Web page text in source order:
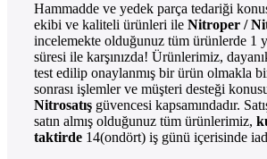
Hammadde ve yedek parça tedariği
ekibi ve kaliteli ürünleri ile Nitroper /
incelemekte olduğunuz tüm ürünlerde 1
süresi ile karşınızda! Ürünlerimiz,
test edilip onaylanmış bir ürün olmakla
sonrası işlemler ve müşteri desteği
Nitrosatış güvencesi kapsamındadır.
satın almış olduğunuz tüm ürünlerimiz,
taktirde 14(ondört) iş günü içerisinde